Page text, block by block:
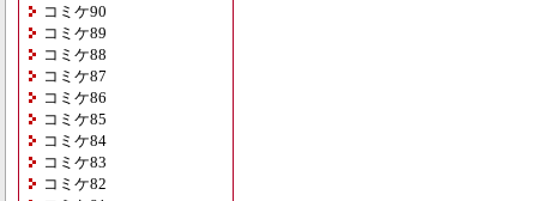
コミケ90
コミケ89
コミケ88
コミケ87
コミケ86
コミケ85
コミケ84
コミケ83
コミケ82